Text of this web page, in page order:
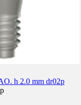
h 2.0 mm dr02p